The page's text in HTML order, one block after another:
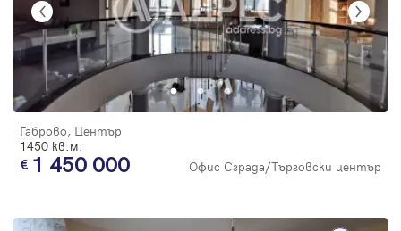
Габрово, Център
1450 кв.м.
1 450 000 Офис Сграда/Търговски център